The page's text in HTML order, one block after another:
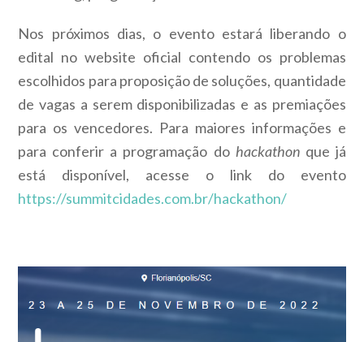
Nos próximos dias, o evento estará liberando o
edital no website oficial contendo os problemas
escolhidos para proposição de soluções, quantidade
de vagas a serem disponibilizadas e as premiações
para os vencedores. Para maiores informações e
para conferir a programação do hackathonque já
está disponível, acesse o link do evento
https://summitcidades.com.br/hackathon/